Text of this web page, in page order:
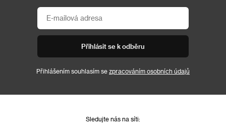
Přihlásit se k odběru
Přihlášením souhlasím se zpracováním osobních údajů
Sledujte nás na síti: